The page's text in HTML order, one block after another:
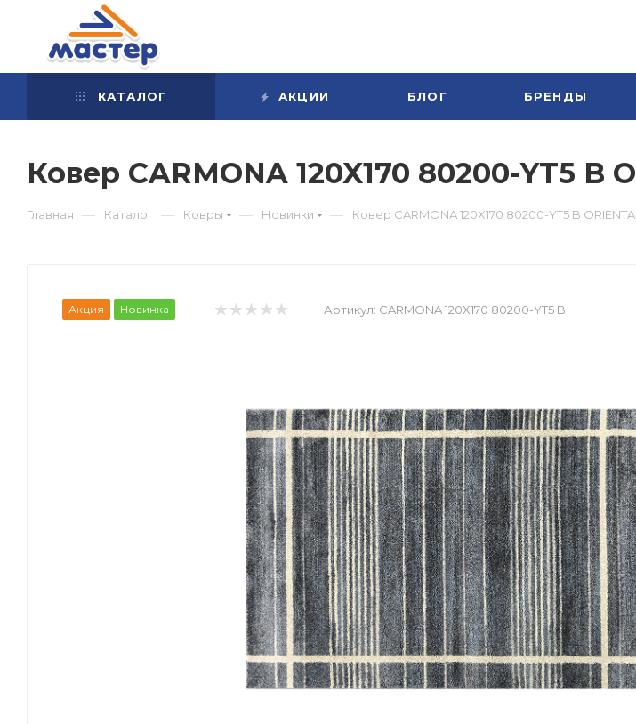
КАТАЛОГ АКЦИИ БЛОГ БРЕНДЫ
Ковер CARMONA 120X170 80200-YT5 B
Главная — Каталог — Ковры — Новинки — Ковер CARMONA 120X170 80200-YT5 B
Акция Новинка Артикул: CARMONA 120X170 80200-YT5 B